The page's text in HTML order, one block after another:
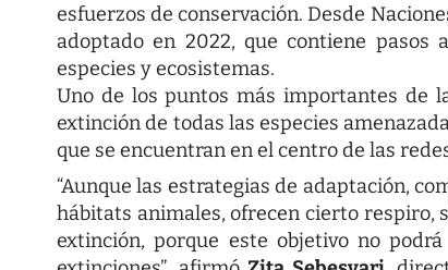
esfuerzos de conservación. Desde
adoptado en 2022, que contiene
especies y ecosistemas.
Uno de los puntos más importantes de
extinción de todas las especies
que se encuentran en el centro de las
“Aunque las estrategias de adaptación,
hábitats animales, ofrecen cierto respiro,
extinción, porque este objetivo no